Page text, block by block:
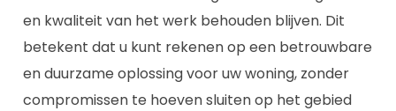
en kwaliteit van het werk behouden blijven. Dit
betekent dat u kunt rekenen op een betrouwbare
en duurzame oplossing voor uw woning, zonder
compromissen te hoeven sluiten op het gebied